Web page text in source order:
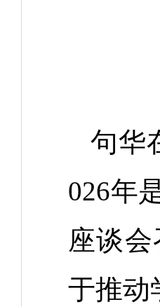
句华
026年
座谈
于推动